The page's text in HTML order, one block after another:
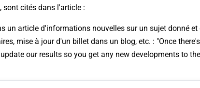
sont cités dans l'article :
un article d'informations nouvelles sur un sujet donné
mise à jour d'un billet dans un blog, etc. : "Once
our results so you get any new developments to